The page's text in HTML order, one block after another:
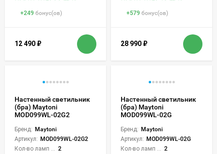
+249 бонус(ов)
12 490 ₽
+579 бонус(ов)
28 990 ₽
Настенный светильник
(бра) Maytoni
MOD099WL-02G2
Бренд: Maytoni
Артикул: MOD099WL-02G2
2
Настенный светильник
(бра) Maytoni
MOD099WL-02G
Бренд: Maytoni
Артикул: MOD099WL-02G
2